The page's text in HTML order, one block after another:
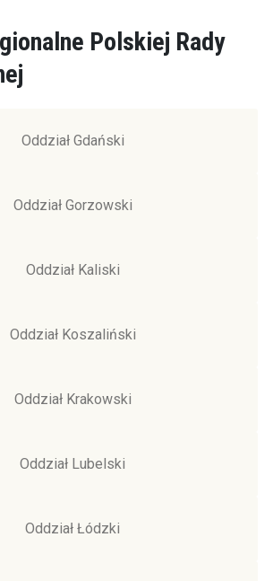
Polskiej Rady
Oddział Gdański
Oddział Gorzowski
Oddział Kaliski
Oddział Koszaliński
Oddział Krakowski
Oddział Lubelski
Oddział Łódzki